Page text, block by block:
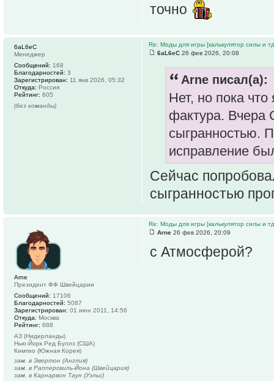
точно
Re: Моды для игры [калькулятор силы и
6aL6eC 26 фев 2026, 20:08
Arne писал(а):
Нет, но пока
фактура. Вчера
сыгранностью.
исправление
Сейчас
сыгранностью
6aL6eC
Менеджер
Сообщений: 168
Благодарностей: 3
Зарегистрирован: 11 янв 2026, 05:32
Откуда: Россия
Рейтинг: 605
(без команды)
Re: Моды для игры [калькулятор силы и
Arne 26 фев 2026, 20:09
с Атмосферой?
Arne
Президент ФФ Швейцарии
Сообщений: 17106
Благодарностей: 5087
Зарегистрирован: 01 июн 2011, 14:56
Откуда: Москва
Рейтинг: 688
АЗ (Нидерланды)
Нью-Йорк Ред Буллз (США)
Кимпхо (Южная Корея)
зам. в Эвертон (Англия)
зам. в Рапперсвиль-Йона (Швейцария)
зам. в Карнарвон Таун (Уэльс)